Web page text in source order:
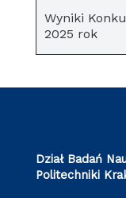
Wyniki
2025 rok
Dział Badań
Politechniki